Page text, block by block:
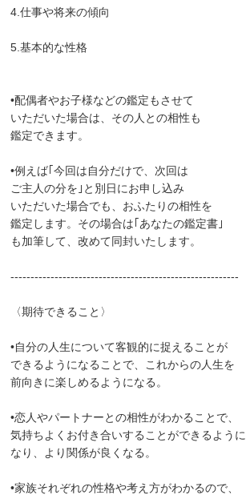
4.仕事や将来の傾向
5.基本的な性格
•配偶者やお子様などの鑑定もさせて
いただいた場合は、その人との相性も
鑑定できます。
•例えば｢今回は自分だけで、次回は
ご主人の分を｣と別日にお申し込み
いただいた場合でも、おふたりの相性を
鑑定します。その場合は｢あなたの鑑定書｣
も加筆して、改めて同封いたします。
---------------------------------------------------------
〈期待できること〉
•自分の人生について客観的に捉えることが
できるようになることで、これからの人生を
前向きに楽しめるようになる。
•恋人やパートナーとの相性がわかることで、
気持ちよくお付き合いすることができるように
なり、より関係が良くなる。
•家族それぞれの性格や考え方がわかるので、